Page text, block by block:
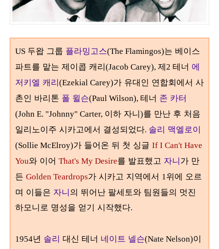
US 두왑 그룹 플라밍고스(The Flamingos)는 베이스
파트를 맡는 제이콥 캐리(Jacob Carey), 제2 테너 에
저키엘 캐리(Ezekial Carey)가 유대인 연합회에서 사
촌인 바리톤 폴 윌슨(Paul Wilson), 테너 존 카터
(John E. "Johnny" Carter, 이하 자니)를 만난 후 처음
일리노이주 시카고에서 결성되었다. 솔리 맥엘로이
(Sollie McElroy)가 들어온 뒤 첫 싱글 If I Can't Have
You와 이어 That's My Desire를 발표했고 자니가 만
든 Golden Teardrops가 시카고 지역에서 1 위에 오르
며 이들은 자니의 뛰어난 팔세토와 팀원들의 멋진
하모니로 명성을 얻기 시작했다.
1954년 솔리 대신 테너 네이트 넬슨(Nate Nelson)이